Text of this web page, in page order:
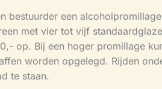
bestuurder een
met vier tot vijf
op. Bij een hoger promillage
worden opgelegd. Rijden
te staan.